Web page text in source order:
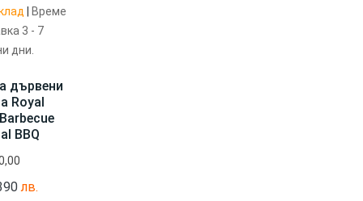
Време
3 - 7
дни.
дървени
Royal
BBQ
лв.